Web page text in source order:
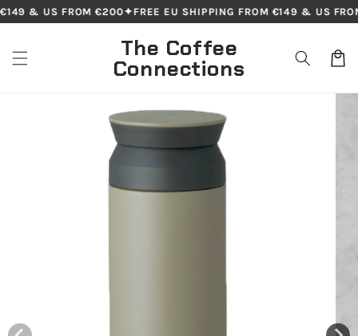
Skip to
content
& US FROM €200✦FREE EU SHIPPING FROM €149 & US
The Coffee
Connections Cart